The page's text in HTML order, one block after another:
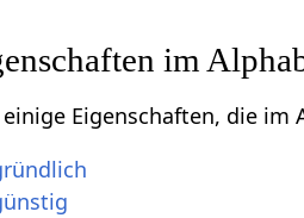
im
Eigenschaften, die